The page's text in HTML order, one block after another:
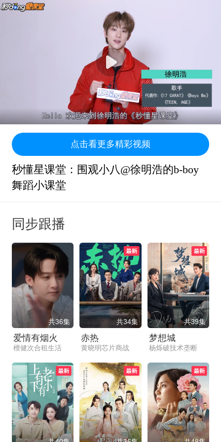
点击看更多精彩视频
秒懂星课堂：围观小八@徐明浩的b-boy
舞蹈小课堂
同步跟播
共36集
爱情有烟火
檀健次合租生活
共34集
赤热
黄晓明芯片商战
共39集
梦想城
杨烁破技术垄断